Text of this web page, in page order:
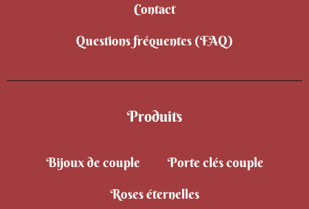
Contact
Questions fréquentes (FAQ)
Produits
Bijoux de couple
Porte clés couple
Roses éternelles